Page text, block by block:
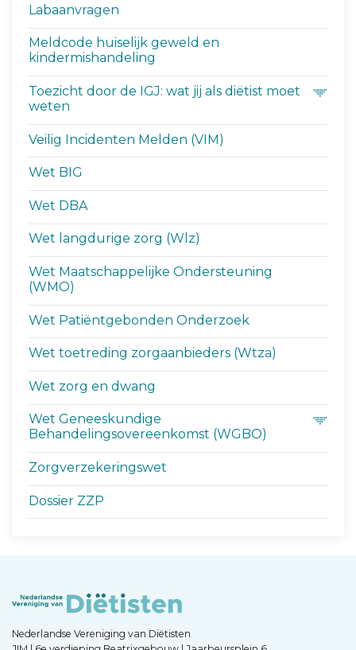
Labaanvragen
Meldcode huiselijk geweld en
kindermishandeling
Toezicht door de IGJ: wat jij als diëtist moet
weten
Veilig Incidenten Melden (VIM)
Wet BIG
Wet DBA
Wet langdurige zorg (Wlz)
Wet Maatschappelijke Ondersteuning
(WMO)
Wet Patiëntgebonden Onderzoek
Wet toetreding zorgaanbieders (Wtza)
Wet zorg en dwang
Wet Geneeskundige
Behandelingsovereenkomst (WGBO)
Zorgverzekeringswet
Dossier ZZP
Nederlandse Vereniging van Diëtisten